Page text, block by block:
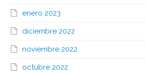
enero 2023
diciembre 2022
noviembre 2022
octubre 2022